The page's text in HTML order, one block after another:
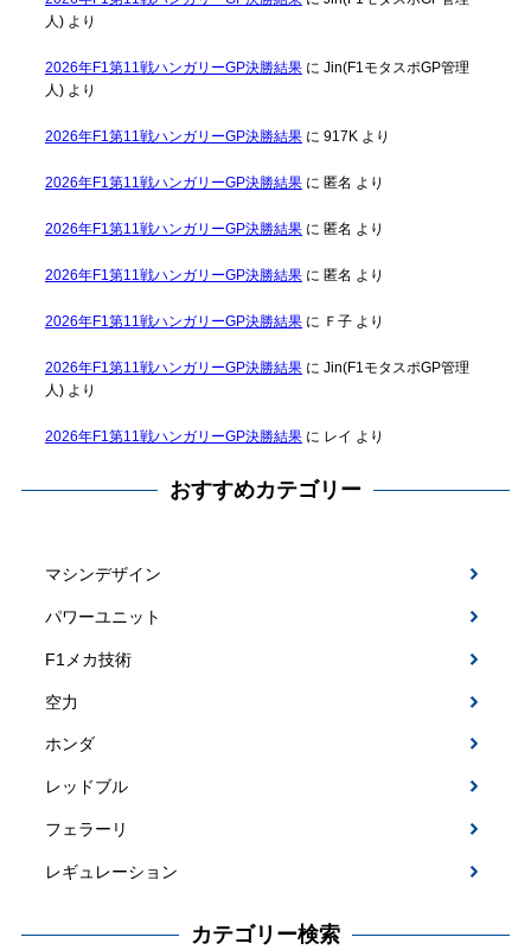
人)より
2026年F1第11戦ハンガリーGP決勝結果に Jin(F1モタスポGP管理
人)より
2026年F1第11戦ハンガリーGP決勝結果に 917Kより
2026年F1第11戦ハンガリーGP決勝結果に 匿名 より
2026年F1第11戦ハンガリーGP決勝結果に 匿名 より
2026年F1第11戦ハンガリーGP決勝結果に 匿名 より
2026年F1第11戦ハンガリーGP決勝結果に Ｆ子より
2026年F1第11戦ハンガリーGP決勝結果に Jin(F1モタスポGP管理
人)より
2026年F1第11戦ハンガリーGP決勝結果に レイ より
おすすめカテゴリー
マシンデザイン
パワーユニット
F1メカ技術
空力
ホンダ
レッドブル
フェラーリ
レギュレーション
カテゴリー検索